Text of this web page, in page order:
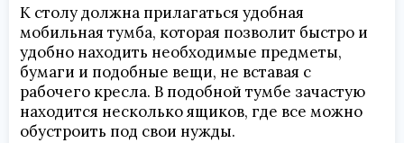
К столу должна прилагаться удобная
мобильная тумба, которая позволит быстро и
удобно находить необходимые предметы,
бумаги и подобные вещи, не вставая с
рабочего кресла. В подобной тумбе зачастую
находится несколько ящиков, где все можно
обустроить под свои нужды.